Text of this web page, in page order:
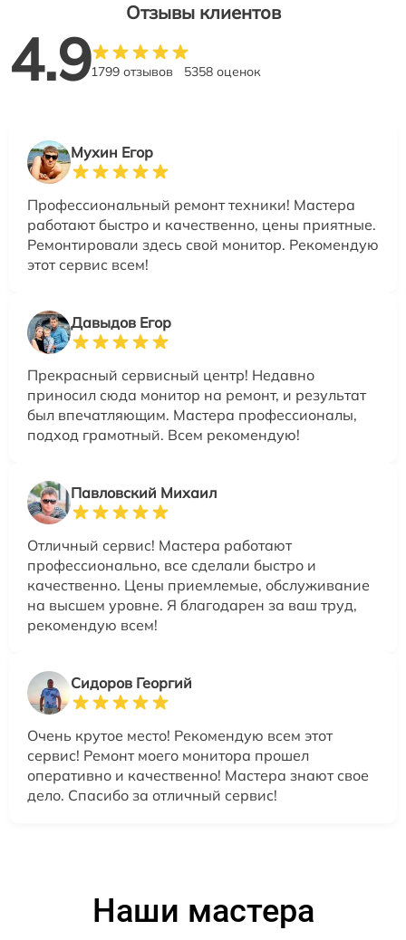
Отзывы клиентов
4.91799 отзывов 5358 оценок
Мухин Егор
Профессиональный ремонт техники! Мастера
работают быстро и качественно, цены приятные.
Ремонтировали здесь свой монитор. Рекомендую
этот сервис всем!
Давыдов Егор
Прекрасный сервисный центр! Недавно
приносил сюда монитор на ремонт, и результат
был впечатляющим. Мастера профессионалы,
подход грамотный. Всем рекомендую!
Павловский Михаил
Отличный сервис! Мастера работают
профессионально, все сделали быстро и
качественно. Цены приемлемые, обслуживание
на высшем уровне. Я благодарен за ваш труд,
рекомендую всем!
Сидоров Георгий
Очень крутое место! Рекомендую всем этот
сервис! Ремонт моего монитора прошел
оперативно и качественно! Мастера знают свое
дело. Спасибо за отличный сервис!
Наши мастера